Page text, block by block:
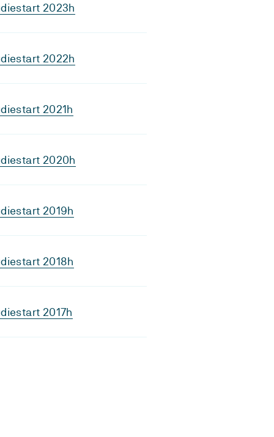
2023h
2022h
2021h
2020h
2019h
2018h
2017h